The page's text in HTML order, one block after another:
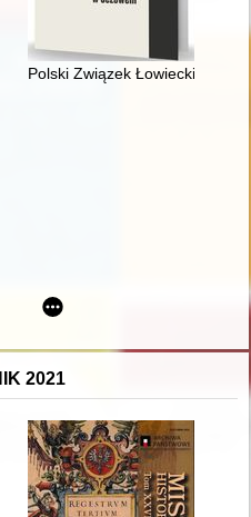
na straży polskiej wolności
Polski Związek Łowiecki :
: z dziejów monarchii polskiej
2021